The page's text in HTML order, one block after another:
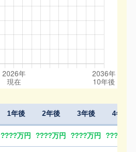
1年後 2年後 3年後 4年後
????万円 ????万円 ????万円 ????万円